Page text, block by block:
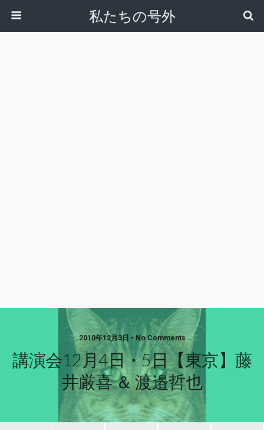
私たちの号外
2010年12月3日 • No Comments
講演会12月4日・5日【東京】藤
井厳喜 ＆ 渡邉哲也